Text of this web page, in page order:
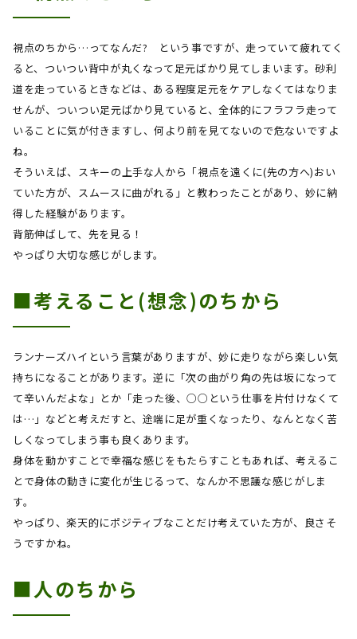
視点のちから…ってなんだ? という事ですが、走っていて疲れてく
ると、ついつい背中が丸くなって足元ばかり見てしまいます。砂利
道を走っているときなどは、ある程度足元をケアしなくてはなりま
せんが、ついつい足元ばかり見ていると、全体的にフラフラ走って
いることに気が付きますし、何より前を見てないので危ないですよ
ね。
そういえば、スキーの上手な人から「視点を遠くに(先の方へ)おい
ていた方が、スムースに曲がれる」と教わったことがあり、妙に納
得した経験があります。
背筋伸ばして、先を見る！
やっぱり大切な感じがします。
■考えること (想念)のちから
ランナーズハイという言葉がありますが、妙に走りながら楽しい気
持ちになることがあります。逆に「次の曲がり角の先は坂になって
て辛いんだよな」とか「走った後、○○という仕事を片付けなくて
は…」などと考えだすと、途端に足が重くなったり、なんとなく苦
しくなってしまう事も良くあります。
身体を動かすことで幸福な感じをもたらすこともあれば、考えるこ
とで身体の動きに変化が生じるって、なんか不思議な感じがしま
す。
やっぱり、楽天的にポジティブなことだけ考えていた方が、良さそ
うですかね。
■人のちから